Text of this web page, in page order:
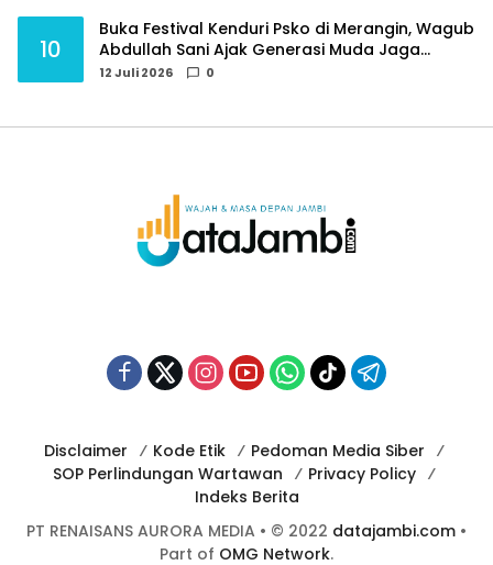
10
Buka Festival Kenduri Psko di Merangin, Wagub
Abdullah Sani Ajak Generasi Muda Jaga
Budaya dan Jauhi Narkoba
12 Juli 2026 0
Disclaimer Kode Etik
Pedoman Media Siber
SOP Perlindungan Wartawan
Privacy Policy
Indeks Berita
PT RENAISANS AURORA MEDIA • © 2022 datajambi.com •
Part of OMG Network.